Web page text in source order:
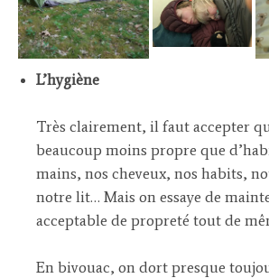
L’hygiène
Très clairement, il faut accepter
beaucoup moins propre que
mains, nos cheveux, nos habits,
notre lit… Mais on essaye de
acceptable de propreté tout de
En bivouac, on dort presque